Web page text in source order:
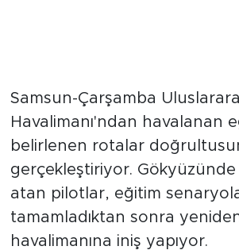
Samsun-Çarşamba
Havalimanı'ndan havalanan
belirlenen rotalar
gerçekleştiriyor.
atan pilotlar, eğitim
tamamladıktan sonra
havalimanına iniş yapıyor.